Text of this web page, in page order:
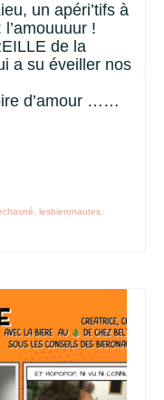
un apéri’tifs à
!
de la
a su éveiller nos
d’amour ……
, lesbieronautes,